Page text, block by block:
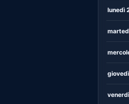
lunedì